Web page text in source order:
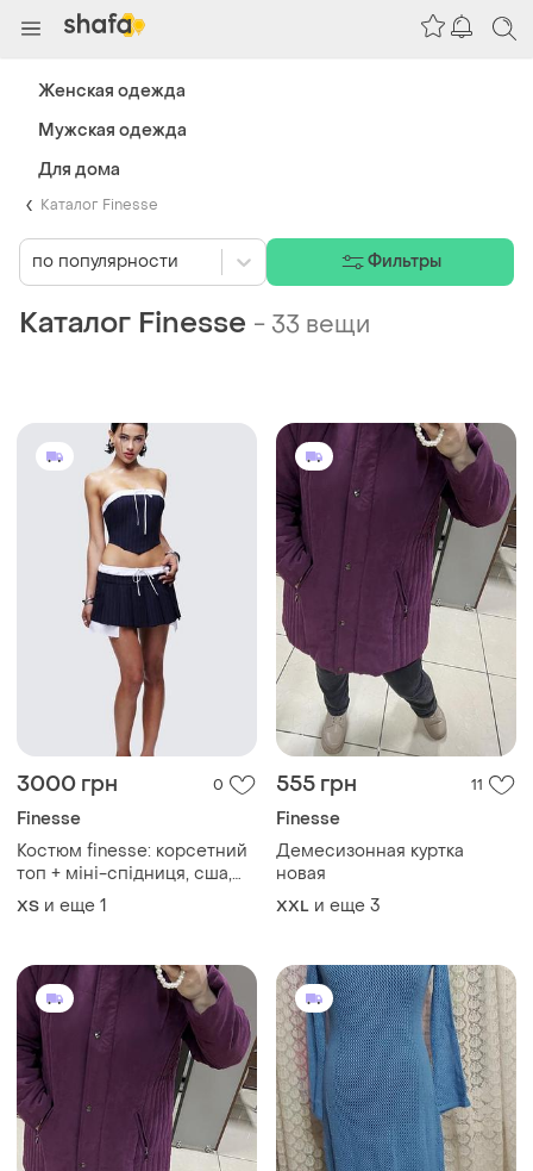
Каталог Finesse
Каталог Finesse - 33 вещи
3000 грн 0
Finesse
Костюм finesse: корсетний
топ + міні-спідниця, сша,
s/xs
ХS и еще 1
555 грн 11
Finesse
Демесизонная куртка
новая
XXL и еще 3
по популярности Фильтры
Женская одежда
Мужская одежда
Для дома